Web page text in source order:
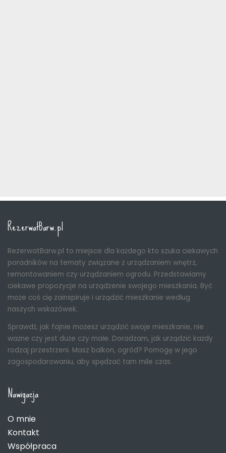
RezerwatBarw.pl
RezerwatBarw.pl to miejsce dla każdego kto szuka ciekawych
poradników na tematy związane z urządzaniem wnętrz,
remontowaniem czy urządzaniem ogrodu. Przedstawiamy
ciekawe propozycje na urządzenie swojego mieszkania. Być
może coś cię zainspiruje i urządzić mieszkanie według
naszych wskazówek.
Sprawdź, jak fajnie możesz urządzić swoje mieszkanie, nie
ważne czy jest duże czy małe. Doradzam, jak urządzić każdy
rodzaj przestrzeni. Masz balkon, ogród? Pomogę w jego
zagospodarowaniu, aby spędzać tam mile czas.
Nawigacja
O mnie
Kontakt
Współpraca